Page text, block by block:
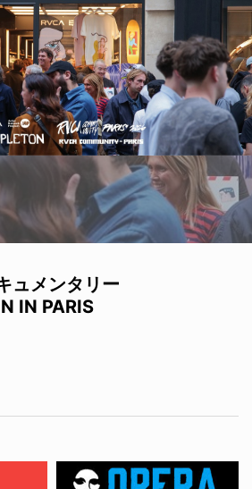
ュメンタリー
IN PARIS